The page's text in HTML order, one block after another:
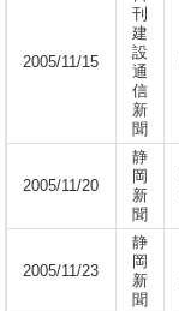
2005/11/15
刊
建
設
通
信
新
聞
2005/11/20
静
岡
新
聞
2005/11/23
静
岡
新
聞